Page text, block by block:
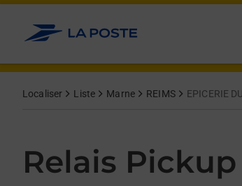
Allez au contenu
Localiser Liste Marne REIMS EPICERIE
Relais Pickup
Day of the WeekHours
Get directions to Relais Pickup at 78 RUE DE
lien s'ouvre dans un nouvel onglet